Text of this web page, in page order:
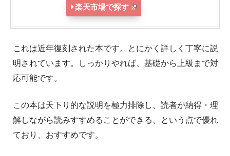
楽天市場で探す
これは近年復刻された本です。とにかく詳しく丁寧に説
明されています。しっかりやれば、基礎から上級まで対
応可能です。
この本は天下り的な説明を極力排除し、読者が納得・理
解しながら読みすすめることができる、という点で優れ
ており、おすすめです。